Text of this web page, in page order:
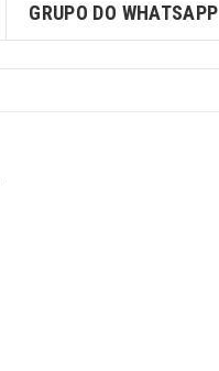
GRUPO DO WHATSAPP